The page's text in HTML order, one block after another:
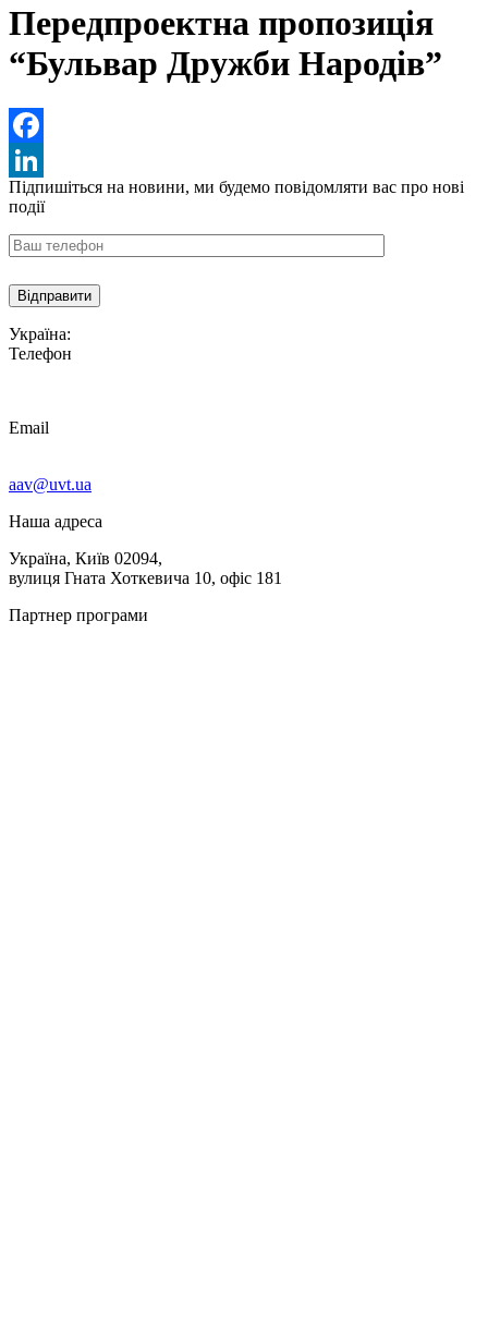
Передпроектна пропозиція
“Бульвар Дружби Народів”
Facebook
LinkedIn
Підпишіться на новини, ми будемо повідомляти вас про нові
події
Україна:
Телефон
Email
aav@uvt.ua
Наша адреса
Україна, Київ 02094,
вулиця Гната Хоткевича 10, офіс 181
Партнер програми